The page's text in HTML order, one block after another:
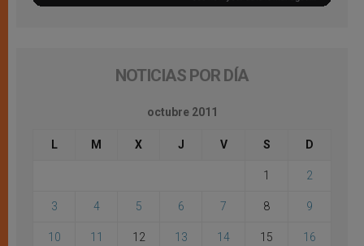
NOTICIAS POR DÍA
octubre 2011
L M X J V S D
1 2
3 4 5 6 7 8 9
10 11 12 13 14 15 16